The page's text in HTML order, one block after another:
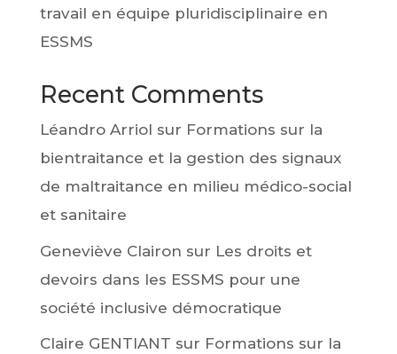
travail en équipe pluridisciplinaire en
ESSMS
Recent Comments
Léandro Arriol sur Formations sur la
bientraitance et la gestion des signaux
de maltraitance en milieu médico-social
et sanitaire
Geneviève Clairon sur Les droits et
devoirs dans les ESSMS pour une
société inclusive démocratique
Claire GENTIANT sur Formations sur la